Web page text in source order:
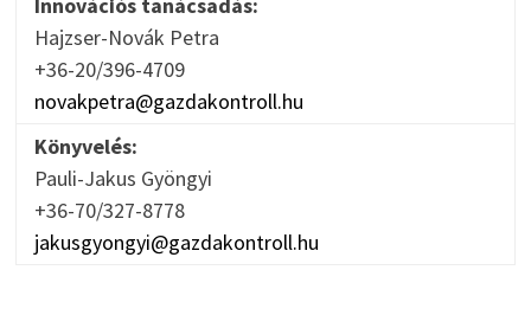
Hajzser-Novák Petra
+36-20/396-4709
novakpetra@gazdakontroll.hu
Könyvelés:
Pauli-Jakus Gyöngyi
+36-70/327-8778
jakusgyongyi@gazdakontroll.hu